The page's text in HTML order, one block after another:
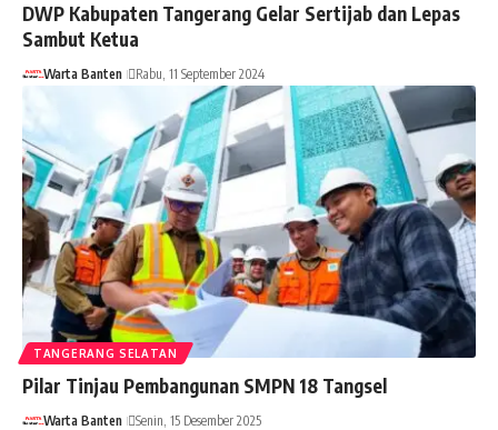
DWP Kabupaten Tangerang Gelar Sertijab dan Lepas
Sambut Ketua
Warta Banten Rabu, 11 September 2024
TANGERANG SELATAN
Pilar Tinjau Pembangunan SMPN 18 Tangsel
Warta Banten Senin, 15 Desember 2025